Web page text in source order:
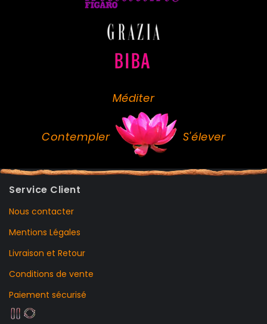
Méditer
Contempler S'élever
Service Client
Nous contacter
Mentions Légales
Livraison et Retour
Conditions de vente
Paiement sécurisé